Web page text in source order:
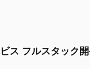
ス フルスタック